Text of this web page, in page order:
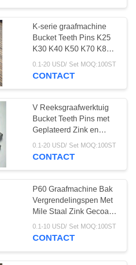
K-serie graafmachine
Bucket Teeth Pins K25
K30 K40 K50 K70 K80
K110 K130
0.1-20 USD/ Set MOQ:100ST
CONTACT
V Reeksgraafwerktuig
Bucket Teeth Pins met
Geplateerd Zink en
Zwarte
Zuurstofoppervlakte
0.1-20 USD/ Set MOQ:100ST
CONTACT
P60 Graafmachine Bak
Vergrendelingspen Met
Mile Staal Zink Gecoat
Zwart Zuurstof
Oppervlak
0.1-10 USD/ Set MOQ:100ST
CONTACT